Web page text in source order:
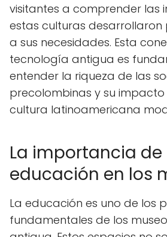
visitantes a comprender las
estas culturas
a sus necesidades. Esta
tecnología antigua es
entender la riqueza de las
precolombinas y su impacto
cultura latinoamericana
La importancia de
educación en los
La educación es uno de los
fundamentales de los